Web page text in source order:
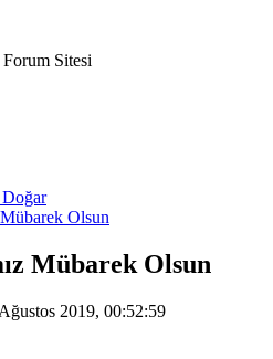
Sitesi
Doğar
Olsun
Mübarek Olsun
2019, 00:52:59